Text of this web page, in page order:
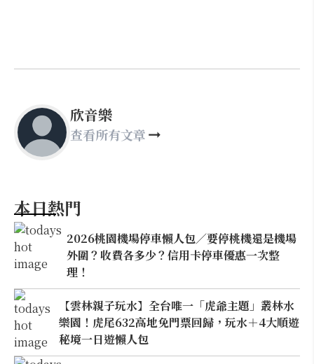
欣音樂
查看所有文章
本日熱門
2026桃園機場停車懶人包／要停桃機還是機場
外圍？收費各多少？信用卡停車優惠一次整
理！
【雲林親子玩水】全台唯一「虎爺主題」叢林水
樂園！虎尾632高地免門票回歸，玩水＋4大順遊
秘境一日遊懶人包